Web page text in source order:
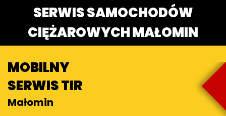
SERWIS SAMOCHODÓW
CIĘŻAROWYCH MAŁOMIN
MOBILNY
SERWIS TIR
Małomin